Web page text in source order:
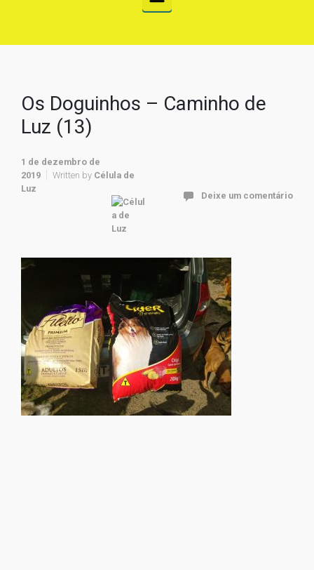
Os Doguinhos – Caminho de
Luz (13)
1 de dezembro de
2019
Written by Célula de
Luz
Deixe um comentário